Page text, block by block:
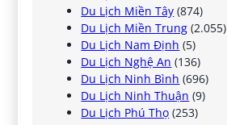
Du Lịch Miền Tây (874)
Du Lịch Miền Trung (2.055)
Du Lịch Nam Định (5)
Du Lịch Nghệ An (136)
Du Lịch Ninh Bình (696)
Du Lịch Ninh Thuận (9)
Du Lịch Phú Thọ (253)